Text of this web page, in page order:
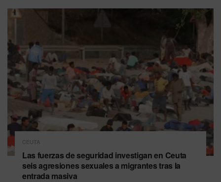
CEUTA
Las fuerzas de seguridad investigan en Ceuta
seis agresiones sexuales a migrantes tras la
entrada masiva